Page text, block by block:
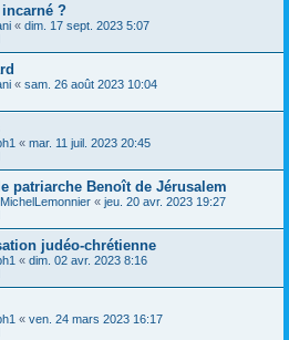
?
« dim. 17 sept. 2023 5:07
« sam. 26 août 2023 10:04
« mar. 11 juil. 2023 20:45
patriarche Benoît de Jérusalem
« jeu. 20 avr. 2023 19:27
judéo-chrétienne
« dim. 02 avr. 2023 8:16
« ven. 24 mars 2023 16:17